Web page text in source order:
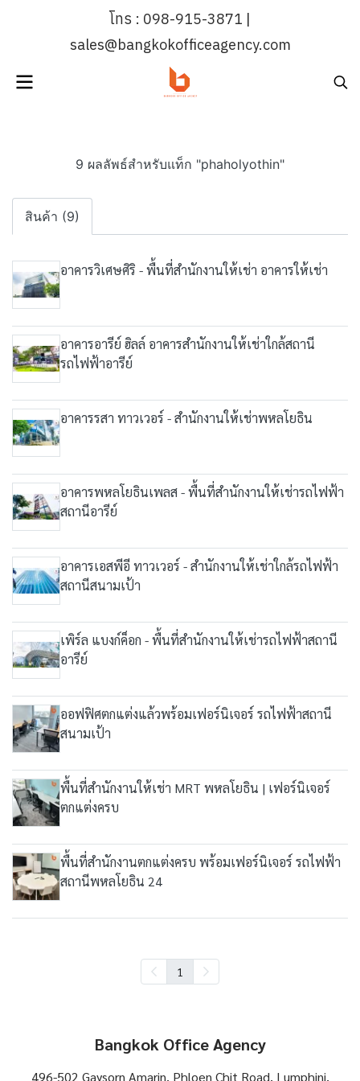
โทร : 098-915-3871 |
sales@bangkokofficeagency.com
9 ผลลัพธ์สำหรับแท็ก "phaholyothin"
สินค้า (9)
อาคารวิเศษศิริ - พื้นที่สำนักงานให้เช่า อาคารให้เช่า
อาคารอารีย์ ฮิลล์ อาคารสำนักงานให้เช่าใกล้สถานี
รถไฟฟ้าอารีย์
อาคารรสา ทาวเวอร์ - สำนักงานให้เช่าพหลโยธิน
อาคารพหลโยธินเพลส - พื้นที่สำนักงานให้เช่ารถไฟฟ้า
สถานีอารีย์
อาคารเอสพีอี ทาวเวอร์ - สำนักงานให้เช่าใกล้รถไฟฟ้า
สถานีสนามเป้า
เพิร์ล แบงก์ค็อก - พื้นที่สำนักงานให้เช่ารถไฟฟ้าสถานี
อารีย์
ออฟฟิศตกแต่งแล้วพร้อมเฟอร์นิเจอร์ รถไฟฟ้าสถานี
สนามเป้า
พื้นที่สำนักงานให้เช่า MRT พหลโยธิน | เฟอร์นิเจอร์
ตกแต่งครบ
พื้นที่สำนักงานตกแต่งครบ พร้อมเฟอร์นิเจอร์ รถไฟฟ้า
สถานีพหลโยธิน 24
1
Bangkok Office Agency
496-502 Gaysorn Amarin, Phloen Chit Road, Lumphini,